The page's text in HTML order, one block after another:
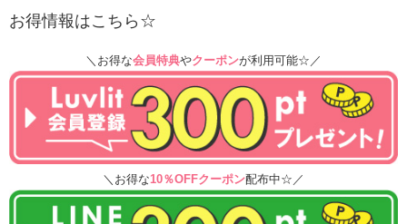
お得情報はこちら☆
＼お得な会員特典やクーポンが利用可能☆／
＼お得な10％OFFクーポン配布中☆／